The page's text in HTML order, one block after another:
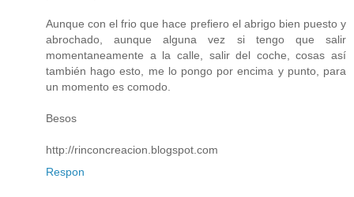
Aunque con el frio que hace prefiero el abrigo bien puesto y
abrochado, aunque alguna vez si tengo que salir
momentaneamente a la calle, salir del coche, cosas así
también hago esto, me lo pongo por encima y punto, para
un momento es comodo.
Besos
http://rinconcreacion.blogspot.com
Respon